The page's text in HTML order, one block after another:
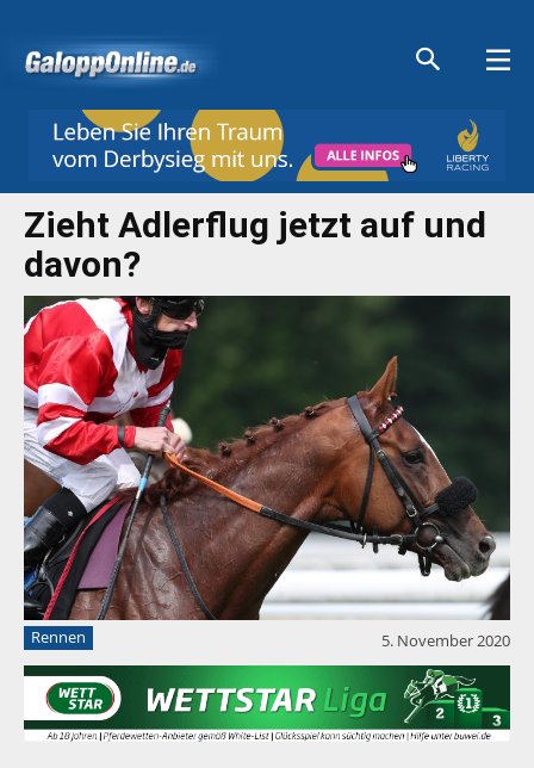
Zieht Adlerflug jetzt auf und
davon?
Rennen 5. November 2020